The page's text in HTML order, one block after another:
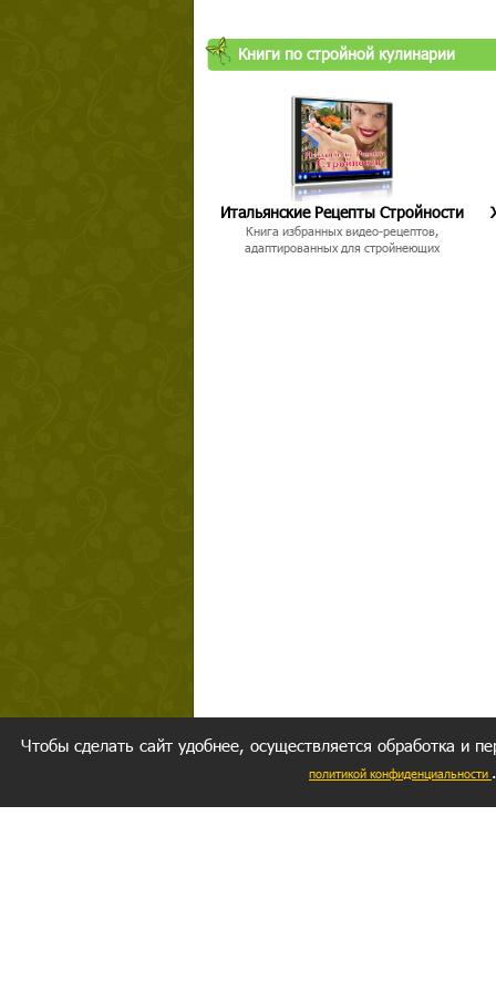
Книги по стройной кулинарии
Итальянские Рецепты Стройности
Книга избранных видео-рецептов,
адаптированных для стройнеющих
Чтобы сделать сайт удобнее, осуществляется обработка и
политикой конфиденциальности